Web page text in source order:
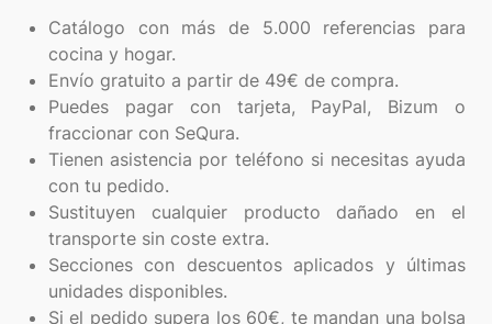
Catálogo con más de 5.000 referencias para
cocina y hogar.
Envío gratuito a partir de 49€ de compra.
Puedes pagar con tarjeta, PayPal, Bizum o
fraccionar con SeQura.
Tienen asistencia por teléfono si necesitas ayuda
con tu pedido.
Sustituyen cualquier producto dañado en el
transporte sin coste extra.
Secciones con descuentos aplicados y últimas
unidades disponibles.
Si el pedido supera los 60€, te mandan una bolsa